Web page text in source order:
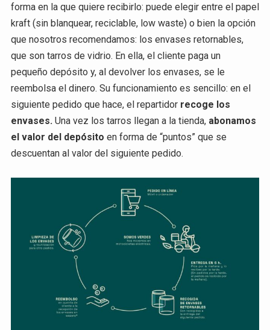
forma en la que quiere recibirlo: puede elegir entre el papel
kraft (sin blanquear, reciclable, low waste) o bien la opción
que nosotros recomendamos: los envases retornables,
que son tarros de vidrio. En ella, el cliente paga un
pequeño depósito y, al devolver los envases, se le
reembolsa el dinero. Su funcionamiento es sencillo: en el
siguiente pedido que hace, el repartidor recoge los
envases.Una vez los tarros llegan a la tienda, abonamos
el valor del depósito en forma de “puntos” que se
descuentan al valor del siguiente pedido.